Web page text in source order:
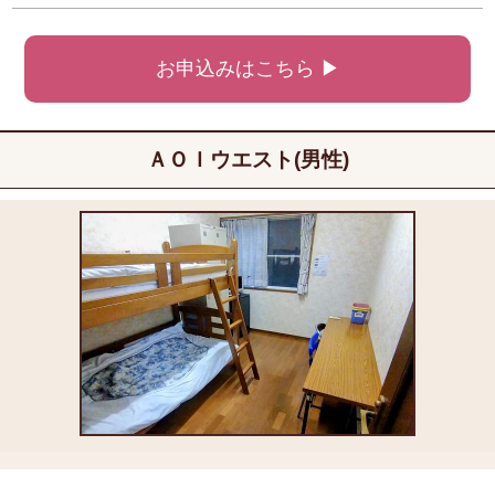
お申込みはこちら ▶
ＡＯＩウエスト(男性)